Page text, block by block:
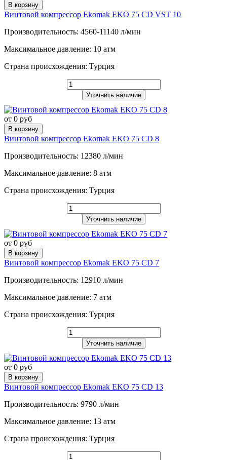
В корзину
Винтовой компрессор Ekomak EKO 75 CD VST 10
Производительность: 4560-11140 л/мин
Максимальное давление: 10 атм
Страна происхождения: Турция
Уточнить наличие
от 0 руб
В корзину
Винтовой компрессор Ekomak EKO 75 CD 8
Производительность: 12380 л/мин
Максимальное давление: 8 атм
Страна происхождения: Турция
Уточнить наличие
от 0 руб
В корзину
Винтовой компрессор Ekomak EKO 75 CD 7
Производительность: 12910 л/мин
Максимальное давление: 7 атм
Страна происхождения: Турция
Уточнить наличие
от 0 руб
В корзину
Винтовой компрессор Ekomak EKO 75 CD 13
Производительность: 9790 л/мин
Максимальное давление: 13 атм
Страна происхождения: Турция